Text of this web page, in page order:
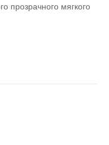
прозрачного мягкого